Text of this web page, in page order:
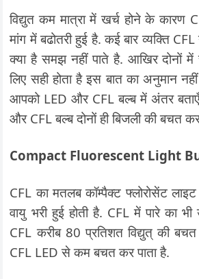
विद्युत कम मात्रा में खर्च होने के कारण
मांग में बढोतरी हुई है. कई बार व्यक्ति
क्या है समझ नहीं पाते है. आखिर दोनों में
लिए सही होता है इस बात का अनुमान
आपको LED और CFL बल्ब में अंतर
और CFL बल्ब दोनों ही बिजली की बचत
Compact Fluorescent Light
CFL का मतलब कॉम्पैक्ट फ्लोरोसेंट लाइट
वायु भरी हुई होती है. CFL में पारे का भी
CFL करीब 80 प्रतिशत विद्युत् की बचत
CFL LED से कम बचत कर पाता है.